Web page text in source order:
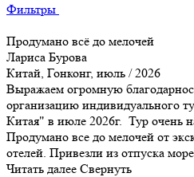
Фильтры
Продумано всё до мелочей
Лариса Бурова
Китай, Гонконг, июль / 2026
Выражаем огромную
организацию индивидуального
Китая" в июле 2026г. Тур очень
Продумано все до мелочей от
отелей. Привезли из отпуска
Читать далее Свернуть